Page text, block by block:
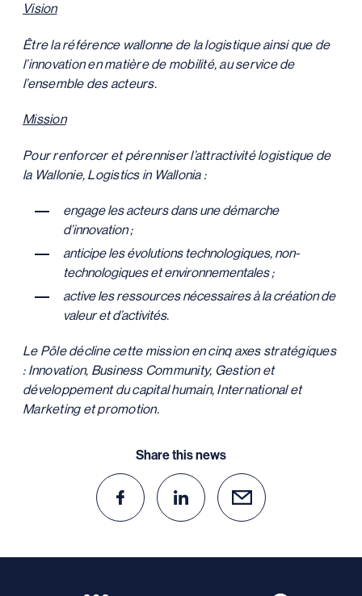
Vision
Être la référence wallonne de la logistique ainsi que de
l’innovation en matière de mobilité, au service de
l’ensemble des acteurs.
Mission
Pour renforcer et pérenniser l’attractivité logistique de
la Wallonie, Logistics in Wallonia :
engage les acteurs dans une démarche
d’innovation ;
anticipe les évolutions technologiques, non-
technologiques et environnementales ;
active les ressources nécessaires à la création de
valeur et d’activités.
Le Pôle décline cette mission en cinq axes stratégiques
: Innovation, Business Community, Gestion et
développement du capital humain, International et
Marketing et promotion.
Share this news